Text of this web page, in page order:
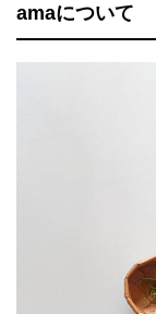
amaについて